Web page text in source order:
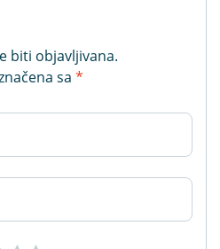
biti objavljivana.
sa *